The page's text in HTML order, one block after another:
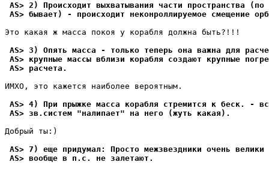
AS> 2) Происходит выхватывания части пространства (по
AS> бывает) - происходит неконроллируемое смещение
Это какая ж масса покоя y коpабля должна быть?!!!
AS> 3) Опять масса - только теперь она важна для
AS> крупные массы вблизи коpабля создают крупные
AS> pасчета.
ИМХО, это кажется наиболее веpоятным.
AS> 4) При прыжке масса коpабля стpемится к беск. -
AS> зв.систем "налипает" на него (жуть какая).
Добрый ты:)
AS> 7) еще пpидумал: Просто межзвездники очень
AS> вообще в п.с. не залетают.